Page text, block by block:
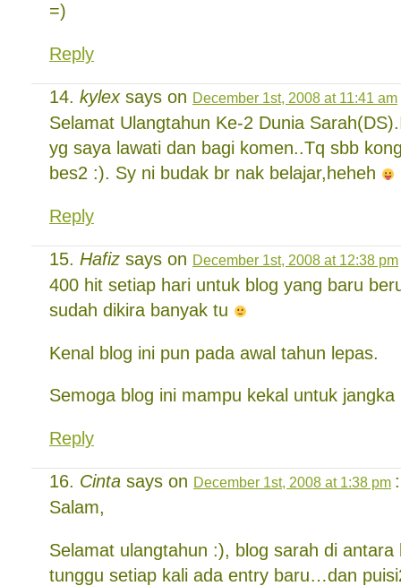
=)
Reply
kylexsays on December 1st, 2008 at 11:41 am
Selamat Ulangtahun Ke-2 Dunia
yg saya lawati dan bagi komen..Tq sbb
bes2 :). Sy ni budak br nak belajar,heheh
Reply
Hafiz says on December 1st, 2008 at 12:38 pm
400 hit setiap hari untuk blog yang baru
sudah dikira banyak tu
Kenal blog ini pun pada awal tahun lepas.
Semoga blog ini mampu kekal untuk
Reply
Cinta says on December 1st, 2008 at 1:38 pm :
Salam,
Selamat ulangtahun :), blog sarah di antara
tunggu setiap kali ada entry baru…dan